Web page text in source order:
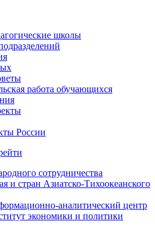
школы
работа обучающихся
России
сотрудничества
и стран Азиатско-Тихоокеанского
аналитический центр
экономики и политики